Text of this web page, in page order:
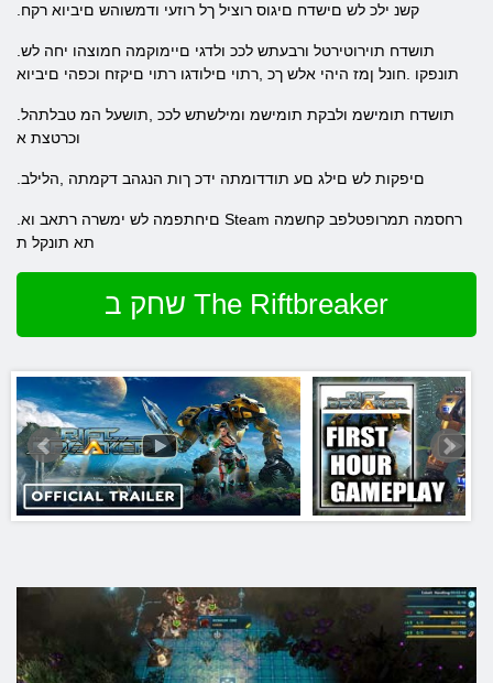
.קשנ ילכ לש םישדח םיגוס רוציל ךל רוזעי ודמשוהש םיביוא רקח
תונפקו .חונל ןמז היהי אלש ךכ ,רתוי םילודגו רתוי םיקזח וכפהי םיביוא
וכרטצת א
.םיפקות לש םילג םע תודדומתה ידכ ךות הנגהב דקמתה ,הלילב
תא תונקל ת
שחק ב The Riftbreaker